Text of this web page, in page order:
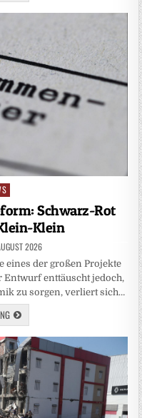
Schwarz-Rot
Klein
2026
der großen Projekte
Entwurf enttäuscht jedoch,
zu sorgen, verliert sich…